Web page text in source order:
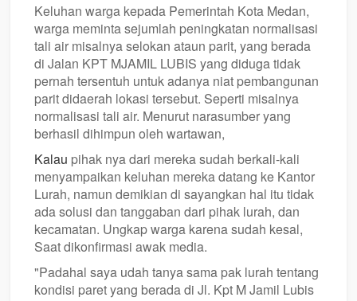
Keluhan warga kepada Pemerintah Kota Medan,
warga meminta sejumlah peningkatan normalisasi
tali air misalnya selokan ataun parit, yang berada
di Jalan KPT MJAMIL LUBIS yang diduga tidak
pernah tersentuh untuk adanya niat pembangunan
parit didaerah lokasi tersebut. Seperti misalnya
normalisasi tali air. Menurut narasumber yang
berhasil dihimpun oleh wartawan,
Kalau pihak nya dari mereka sudah berkali-kali
menyampaikan keluhan mereka datang ke Kantor
Lurah, namun demikian di sayangkan hal itu tidak
ada solusi dan tanggaban dari pihak lurah, dan
kecamatan. Ungkap warga karena sudah kesal,
Saat dikonfirmasi awak media.
"Padahal saya udah tanya sama pak lurah tentang
kondisi paret yang berada di Jl. Kpt M Jamil Lubis